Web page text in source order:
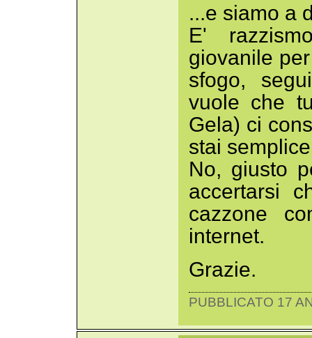
...e siamo a
E'
giovanile
sfogo,
vuole che
Gela) ci
stai
No, giusto
accertarsi
cazzone
internet.
Grazie.
PUBBLICATO 17